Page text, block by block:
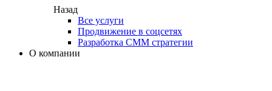
Назад
Все услуги
Продвижение в соцсетях
Разработка СММ стратегии
О компании